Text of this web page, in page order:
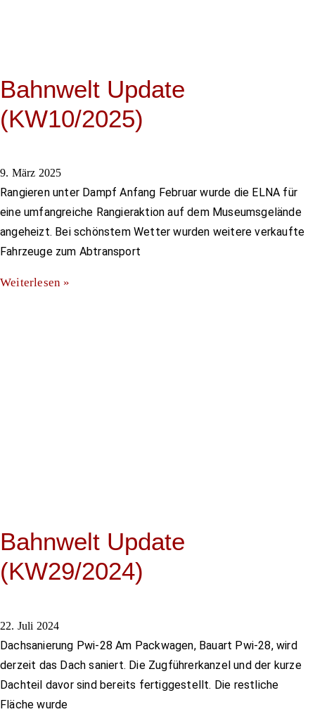
Bahnwelt Update
(KW10/2025)
9. März 2025
Rangieren unter Dampf Anfang Februar wurde die ELNA für
eine umfangreiche Rangieraktion auf dem Museumsgelände
angeheizt. Bei schönstem Wetter wurden weitere verkaufte
Fahrzeuge zum Abtransport
Weiterlesen »
Bahnwelt Update
(KW29/2024)
22. Juli 2024
Dachsanierung Pwi-28 Am Packwagen, Bauart Pwi-28, wird
derzeit das Dach saniert. Die Zugführerkanzel und der kurze
Dachteil davor sind bereits fertiggestellt. Die restliche
Fläche wurde